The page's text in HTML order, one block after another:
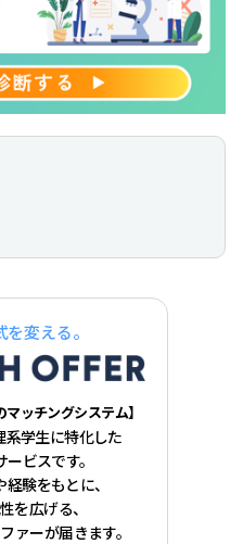
変える。
マッチングシステム】
系学生に特化した
ビスです。
験をもとに、
を広げる、
ァーが届きます。